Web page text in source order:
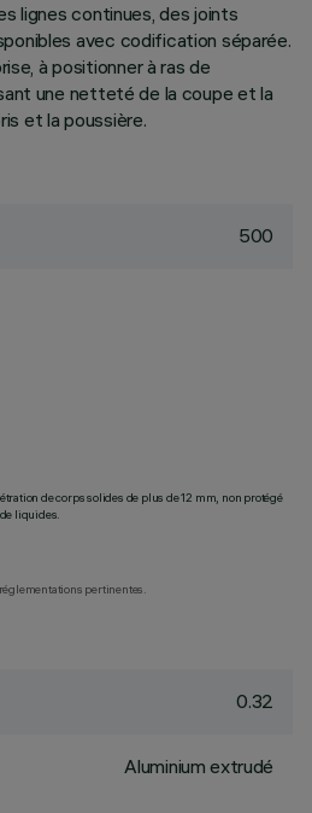
lignes continues, des joints
avec codification séparée.
à positionner à ras de
une netteté de la coupe et la
et la poussière.
500
de corps solides de plus de 12 mm, non protégé
liquides.
pertinentes.
0.32
Aluminium extrudé